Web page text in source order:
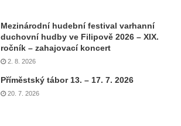
Mezinárodní hudební festival varhanní
duchovní hudby ve Filipově 2026 – XIX.
ročník – zahajovací koncert
2. 8. 2026
Příměstský tábor 13. – 17. 7. 2026
20. 7. 2026